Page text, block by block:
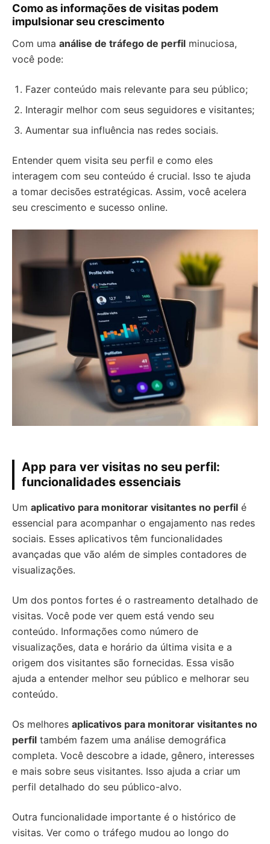
Como as informações de visitas podem
impulsionar seu crescimento
Com uma análise de tráfego de perfil minuciosa,
você pode:
Fazer conteúdo mais relevante para seu público;
Interagir melhor com seus seguidores e visitantes;
Aumentar sua influência nas redes sociais.
Entender quem visita seu perfil e como eles
interagem com seu conteúdo é crucial. Isso te ajuda
a tomar decisões estratégicas. Assim, você acelera
seu crescimento e sucesso online.
App para ver visitas no seu perfil:
funcionalidades essenciais
Um aplicativo para monitorar visitantes no perfil é
essencial para acompanhar o engajamento nas redes
sociais. Esses aplicativos têm funcionalidades
avançadas que vão além de simples contadores de
visualizações.
Um dos pontos fortes é o rastreamento detalhado de
visitas. Você pode ver quem está vendo seu
conteúdo. Informações como número de
visualizações, data e horário da última visita e a
origem dos visitantes são fornecidas. Essa visão
ajuda a entender melhor seu público e melhorar seu
conteúdo.
Os melhores aplicativos para monitorar visitantes no
perfil também fazem uma análise demográfica
completa. Você descobre a idade, gênero, interesses
e mais sobre seus visitantes. Isso ajuda a criar um
perfil detalhado do seu público-alvo.
Outra funcionalidade importante é o histórico de
visitas. Ver como o tráfego mudou ao longo do